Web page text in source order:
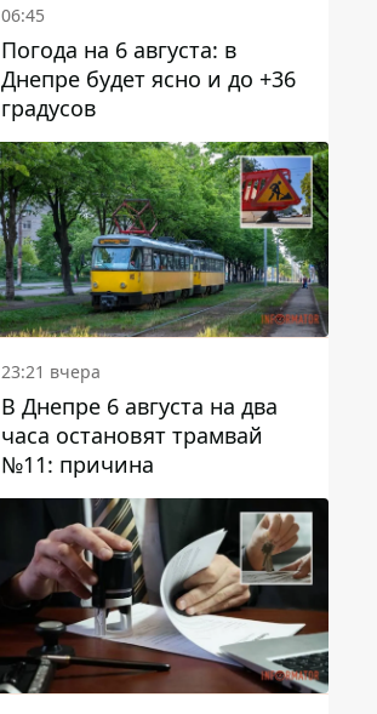
06:45
Погода на 6 августа: в
Днепре будет ясно и до +36
градусов
23:21 вчера
В Днепре 6 августа на два
часа остановят трамвай
№11: причина